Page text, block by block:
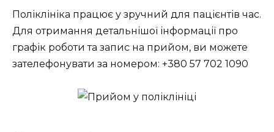
Поліклініка працює у зручний для пацієнтів час.
Для отримання детальнішої інформації про
графік роботи та запис на прийом, ви можете
зателефонувати за номером: +380 57 702 1090